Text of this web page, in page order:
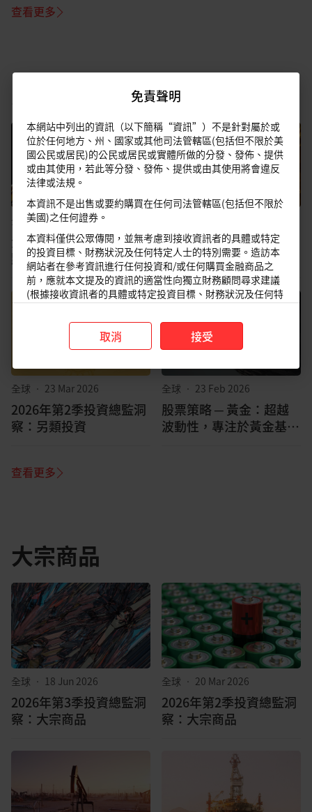
場
查看更多
全球•21 May 2026
黃金：維持長期建設性觀
點
另類投資：黃金短線有
壓，但長線樂觀
全球 • 23 Mar 2026
2026年第2季投資總監洞
察：另類投資
全球 • 23 Feb 2026
股票策略 ─ 黃金：超越
波動性，專注於黃金基本
查看更多
大宗商品
全球 • 18 Jun 2026
2026年第3季投資總監洞
察：大宗商品
全球 • 20 Mar 2026
2026年第2季投資總監洞
察：大宗商品
免責聲明
本網站中列出的資訊（以下簡稱“資訊”）不是針對屬於或
位於任何地方、州、國家或其他司法管轄區(包括但不限於美
國公民或居民)的公民或居民或實體所做的分發、發佈、提供
或由其使用，若此等分發、發佈、提供或由其使用將會違反
法律或法規。
本資訊不是出售或要約購買在任何司法管轄區(包括但不限於
美國)之任何證券。
本資料僅供公眾傳閱，並無考慮到接收資訊者的具體或特定
的投資目標、財務狀況及任何特定人士的特別需要。造訪本
網站者在參考資訊進行任何投資和/或任何購買金融商品之
前，應就本文提及的資訊的適當性向獨立財務顧問尋求建議
(根據接收資訊者的具體或特定投資目標、財務狀況及任何特
定人士的特別需要)。
取消 接受